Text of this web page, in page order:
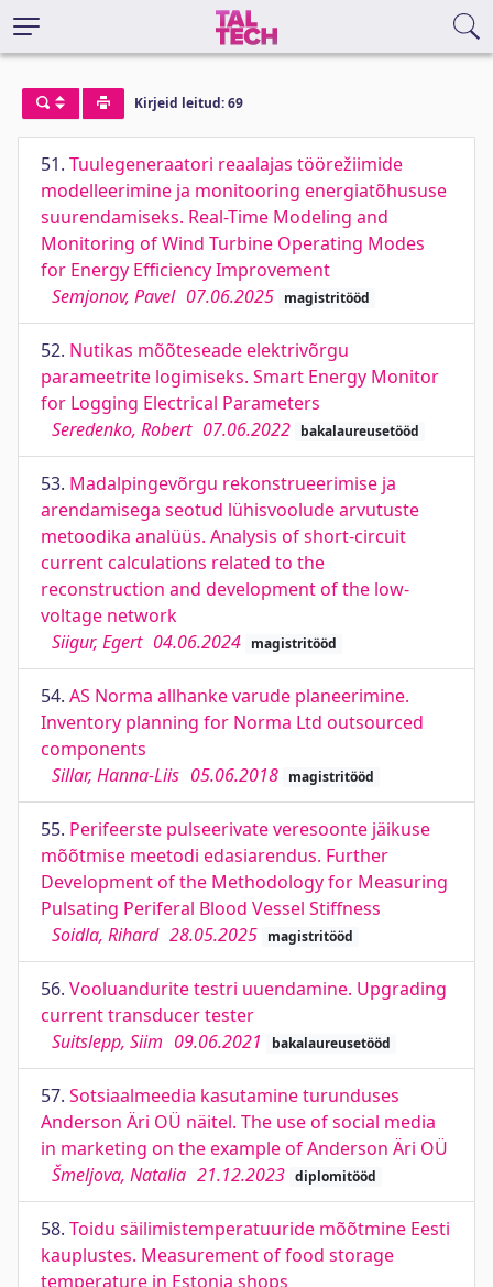
Kirjeid leitud: 69
51. Tuulegeneraatori reaalajas töörežiimide
modelleerimine ja monitooring energiatõhususe
suurendamiseks. Real-Time Modeling and
Monitoring of Wind Turbine Operating Modes
for Energy Efficiency Improvement
Semjonov, Pavel 07.06.2025 magistritööd
52. Nutikas mõõteseade elektrivõrgu
parameetrite logimiseks. Smart Energy Monitor
for Logging Electrical Parameters
Seredenko, Robert 07.06.2022 bakalaureusetööd
53. Madalpingevõrgu rekonstrueerimise ja
arendamisega seotud lühisvoolude arvutuste
metoodika analüüs. Analysis of short-circuit
current calculations related to the
reconstruction and development of the low-
voltage network
Siigur, Egert 04.06.2024 magistritööd
54. AS Norma allhanke varude planeerimine.
Inventory planning for Norma Ltd outsourced
components
Sillar, Hanna-Liis 05.06.2018 magistritööd
55. Perifeerste pulseerivate veresoonte jäikuse
mõõtmise meetodi edasiarendus. Further
Development of the Methodology for Measuring
Pulsating Periferal Blood Vessel Stiffness
Soidla, Rihard 28.05.2025 magistritööd
56. Vooluandurite testri uuendamine. Upgrading
current transducer tester
Suitslepp, Siim 09.06.2021 bakalaureusetööd
57. Sotsiaalmeedia kasutamine turunduses
Anderson Äri OÜ näitel. The use of social media
in marketing on the example of Anderson Äri OÜ
Šmeljova, Natalia 21.12.2023 diplomitööd
58. Toidu säilimistemperatuuride mõõtmine Eesti
kauplustes. Measurement of food storage
temperature in Estonia shops